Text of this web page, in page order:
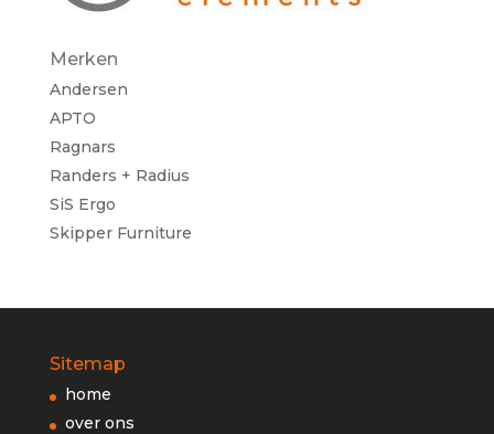
Merken
Andersen
APTO
Ragnars
Randers + Radius
SiS Ergo
Skipper Furniture
Sitemap
home
over ons